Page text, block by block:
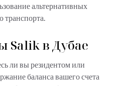
альтернативных
Salik в Дубае
ли вы резидентом или
баланса вашего счета